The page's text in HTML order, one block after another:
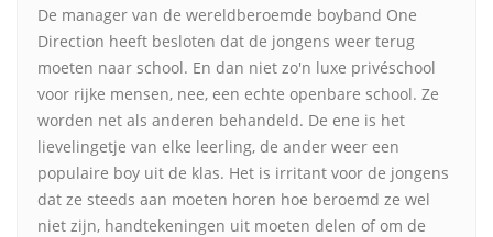
De manager van de wereldberoemde boyband One
Direction heeft besloten dat de jongens weer terug
moeten naar school. En dan niet zo'n luxe privéschool
voor rijke mensen, nee, een echte openbare school. Ze
worden net als anderen behandeld. De ene is het
lievelingetje van elke leerling, de ander weer een
populaire boy uit de klas. Het is irritant voor de jongens
dat ze steeds aan moeten horen hoe beroemd ze wel
niet zijn, handtekeningen uit moeten delen of om de